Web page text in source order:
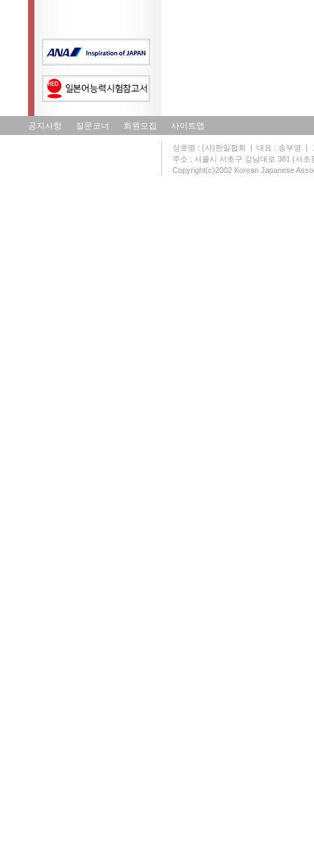
공지사항 질문코너 회원모집 사이트맵
상호명 : (사)한일협회 | 대표 : 송부영 |
주소 : 서울시 서초구 강남대로 381 (서
Copyright(c)2002 Korean Japanese